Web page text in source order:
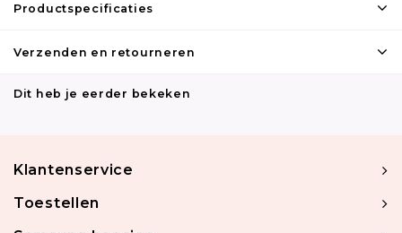
Productspecificaties
Verzenden en retourneren
Dit heb je eerder bekeken
Klantenservice
Toestellen